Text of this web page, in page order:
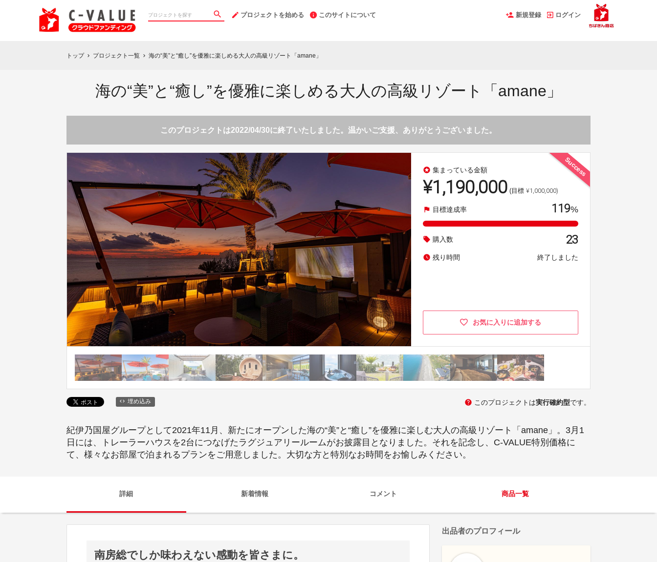
プロジェクトを始める このサイトについて 新規登録 ログイン
トップ chevron_right プロジェクト一覧 chevron_right 海の“美”と“癒し”を優雅に楽しめる大人の高級リゾート「amane」
海の“美”と“癒し”を優雅に楽しめる大人の高級リゾート「amane」
このプロジェクトは2022/04/30に終了いたしました。温かいご支援、ありがとうございました。
Success
stars 集まっている金額
¥1,190,000 (目標 ¥1,000,000)
flag 目標達成率 119%
local_offer 購入数 23
watch_later 残り時間 終了しました
お気に入りに追加する
埋め込み help このプロジェクトは実行確約型です。
紀伊乃国屋グループとして2021年11月、新たにオープンした海の“美”と“癒し”を優雅に楽しむ大人の高級リゾート「amane」。3月1
日には、トレーラーハウスを2台につなげたラグジュアリールームがお披露目となりました。それを記念し、C-VALUE特別価格に
て、様々なお部屋で泊まれるプランをご用意しました。大切な方と特別なお時間をお愉しみください。
詳細 新着情報 コメント 商品一覧
南房総でしか味わえない感動を皆さまに。
出品者のプロフィール